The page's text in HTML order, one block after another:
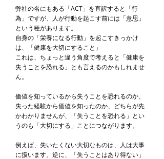
弊社の名にもある「ACT」を直訳すると「行
為」ですが、人が行動を起こす前には「意思」
という種があります。
自身の「栄養になる行動」を起こすきっかけ
は、
「健康を大切にすること」
これは、ちょっと違う角度で考えると「健康を
失うことを恐れる」とも言えるのかもしれませ
ん。
価値を知っているから失うことを恐れるのか、
失った経験から価値を知ったのか、どちらが先
かわかりませんが、「失うことを恐れる」とい
うのも「大切にする」ことにつながります。
例えば、失いたくない大切なものは、人は大事
に扱います。逆に、「失うことはあり得ない」